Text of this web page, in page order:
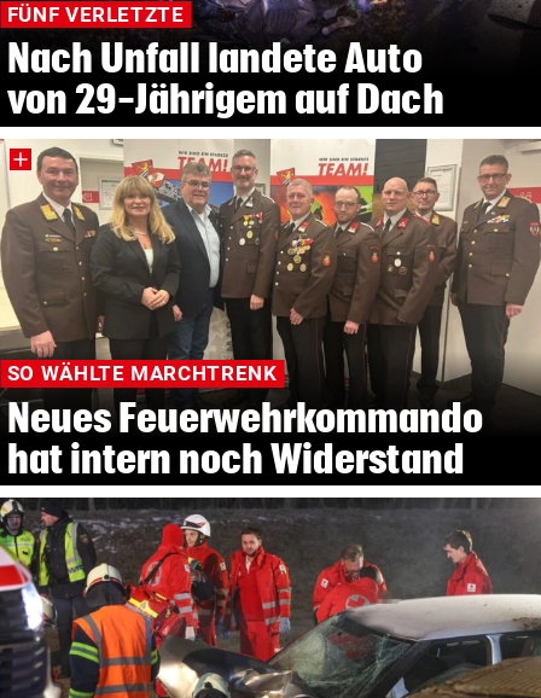
FÜNF VERLETZTE
Nach Unfall landete Auto
von 29-Jährigem auf Dach
SO WÄHLTE MARCHTRENK
Neues Feuerwehrkommando
hat intern noch Widerstand